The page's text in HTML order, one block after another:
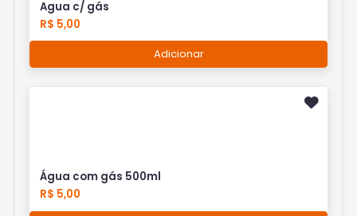
Agua c/ gás
R$ 5,00
Adicionar
Água com gás 500ml
R$ 5,00